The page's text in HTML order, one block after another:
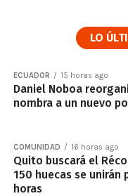
LO
ECUADOR 15 horas ago
Daniel Noboa
nombra a un nuevo
COMUNIDAD 16 horas ago
Quito buscará el
150 huecas se unirán
horas